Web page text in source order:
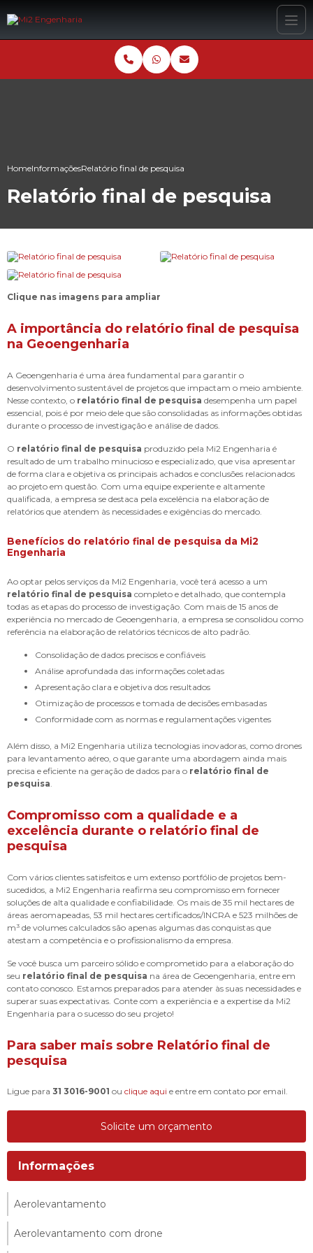
HomeInformaçõesRelatório final de pesquisa
Relatório final de pesquisa
Clique nas imagens para ampliar
A importância do relatório final de pesquisa
na Geoengenharia
A Geoengenharia é uma área fundamental para garantir o
desenvolvimento sustentável de projetos que impactam o meio ambiente.
Nesse contexto, o relatório final de pesquisa desempenha um papel
essencial, pois é por meio dele que são consolidadas as informações obtidas
durante o processo de investigação e análise de dados.
O relatório final de pesquisa produzido pela Mi2 Engenharia é
resultado de um trabalho minucioso e especializado, que visa apresentar
de forma clara e objetiva os principais achados e conclusões relacionados
ao projeto em questão. Com uma equipe experiente e altamente
qualificada, a empresa se destaca pela excelência na elaboração de
relatórios que atendem às necessidades e exigências do mercado.
Benefícios do relatório final de pesquisa da Mi2
Engenharia
Ao optar pelos serviços da Mi2 Engenharia, você terá acesso a um
relatório final de pesquisa completo e detalhado, que contempla
todas as etapas do processo de investigação. Com mais de 15 anos de
experiência no mercado de Geoengenharia, a empresa se consolidou como
referência na elaboração de relatórios técnicos de alto padrão.
Consolidação de dados precisos e confiáveis
Análise aprofundada das informações coletadas
Apresentação clara e objetiva dos resultados
Otimização de processos e tomada de decisões embasadas
Conformidade com as normas e regulamentações vigentes
Além disso, a Mi2 Engenharia utiliza tecnologias inovadoras, como drones
para levantamento aéreo, o que garante uma abordagem ainda mais
precisa e eficiente na geração de dados para o relatório final de
pesquisa.
Compromisso com a qualidade e a
excelência durante o relatório final de
pesquisa
Com vários clientes satisfeitos e um extenso portfólio de projetos bem-
sucedidos, a Mi2 Engenharia reafirma seu compromisso em fornecer
soluções de alta qualidade e confiabilidade. Os mais de 35 mil hectares de
áreas aeromapeadas, 53 mil hectares certificados/INCRA e 523 milhões de
m³ de volumes calculados são apenas algumas das conquistas que
atestam a competência e o profissionalismo da empresa.
Se você busca um parceiro sólido e comprometido para a elaboração do
seu relatório final de pesquisa na área de Geoengenharia, entre em
contato conosco. Estamos preparados para atender às suas necessidades e
superar suas expectativas. Conte com a experiência e a expertise da Mi2
Engenharia para o sucesso do seu projeto!
Para saber mais sobre Relatório final de
pesquisa
Ligue para 31 3016-9001 ou clique aqui e entre em contato por email.
Solicite um orçamento
Informações
Aerolevantamento
Aerolevantamento com drone